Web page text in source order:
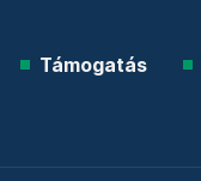
Támogatás